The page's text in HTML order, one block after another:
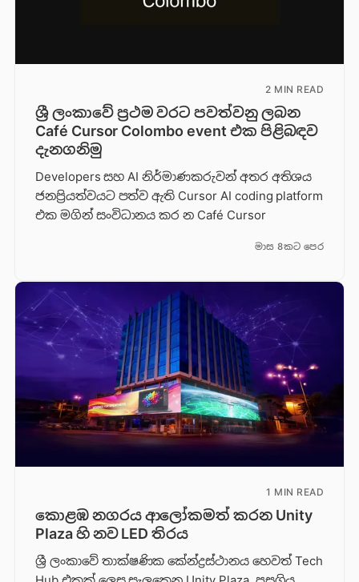
2 MIN READ
ශ්‍රී ලංකාවේ ප්‍රථම වරට පවත්වනු ලබන
Café Cursor Colombo event එක පිළිබඳව
දැනගනිමු
Developers සහ AI නිර්මාණකරුවන් අතර අතිශය
ජනප්‍රියත්වයට පත්ව ඇති Cursor AI coding platform
එක මගින් සංවිධානය කර න Café Cursor
මාස 8කට පෙර
1 MIN READ
කොළඹ නගරය ආලෝකමත් කරන Unity
Plaza හි නව LED තිරය
ශ්‍රී ලංකාවේ තාක්ෂණික කේන්ද්‍රස්ථානය හෙවත් Tech